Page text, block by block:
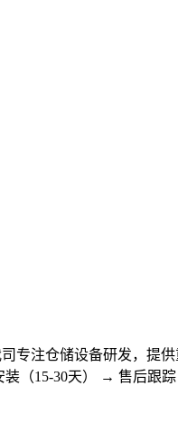
专注仓储设备研发，提
（15-30天） → 售后跟踪